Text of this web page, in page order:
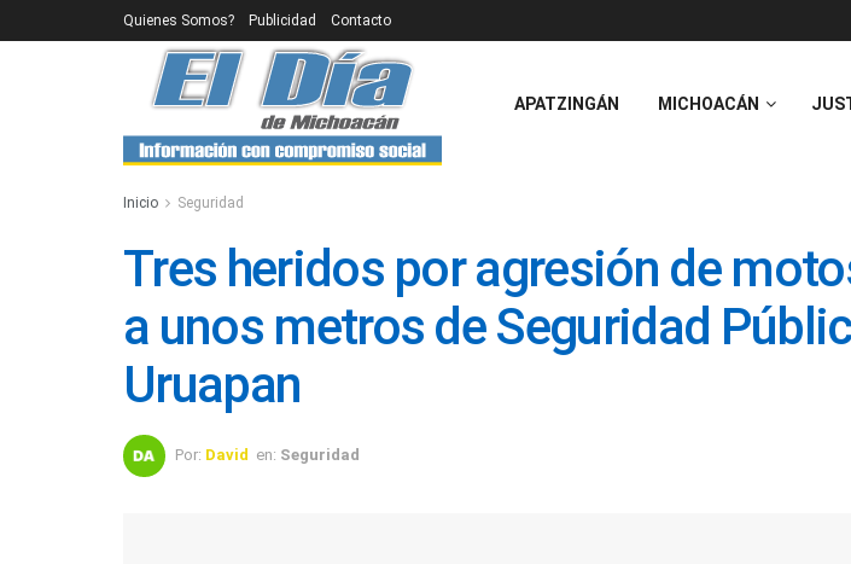
Quienes Somos? Publicidad Contacto
APATZINGÁN MICHOACÁN
Inicio Seguridad
Tres heridos por agresión de
a unos metros de Seguridad
Uruapan
Por: David en: Seguridad